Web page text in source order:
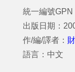
統一編號
出版日期：
作/編/譯者：
語言：中文